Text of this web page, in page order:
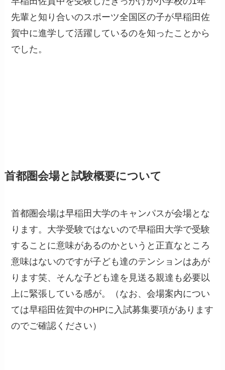
先輩と知り合いのスポーツ全国区の子が早稲田佐
賀中に進学して活躍しているのを知ったことから
でした。
首都圏会場と試験概要について
首都圏会場は早稲田大学のキャンパスが会場とな
ります。大学受験ではないので早稲田大学で受験
することに意味があるのかというと正直なところ
意味はないのですが子ども達のテンションはあが
ります笑、そんな子ども達を見送る親達も必要以
上に緊張している感が。（なお、会場案内につい
ては早稲田佐賀中のHPに入試募集要項があります
のでご確認ください）